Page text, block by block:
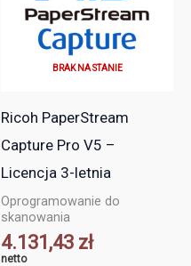
BRAK NA STANIE
Ricoh PaperStream
Capture Pro V5 –
Licencja 3-letnia
Oprogramowanie do
skanowania
4.131,43 zł
netto